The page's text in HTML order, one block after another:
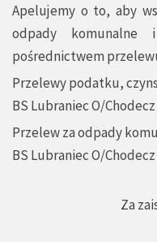
Apelujemy o to, aby
odpady komunalne
pośrednictwem
Przelewy podatku,
BS Lubraniec O/Chodecz
Przelew za odpady
BS Lubraniec O/Chodecz
Za